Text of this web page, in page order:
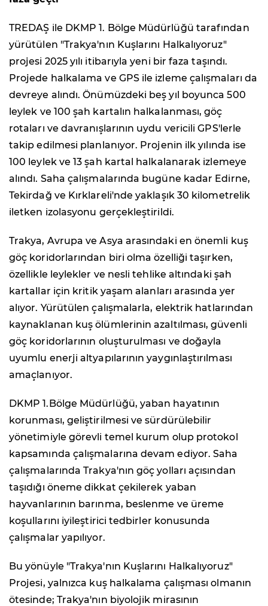
TREDAŞ ile DKMP 1. Bölge Müdürlüğü tarafından
yürütülen "Trakya'nın Kuşlarını Halkalıyoruz"
projesi 2025 yılı itibarıyla yeni bir faza taşındı.
Projede halkalama ve GPS ile izleme çalışmaları da
devreye alındı. Önümüzdeki beş yıl boyunca 500
leylek ve 100 şah kartalın halkalanması, göç
rotaları ve davranışlarının uydu vericili GPS'lerle
takip edilmesi planlanıyor. Projenin ilk yılında ise
100 leylek ve 13 şah kartal halkalanarak izlemeye
alındı. Saha çalışmalarında bugüne kadar Edirne,
Tekirdağ ve Kırklareli'nde yaklaşık 30 kilometrelik
iletken izolasyonu gerçekleştirildi.
Trakya, Avrupa ve Asya arasındaki en önemli kuş
göç koridorlarından biri olma özelliği taşırken,
özellikle leylekler ve nesli tehlike altındaki şah
kartallar için kritik yaşam alanları arasında yer
alıyor. Yürütülen çalışmalarla, elektrik hatlarından
kaynaklanan kuş ölümlerinin azaltılması, güvenli
göç koridorlarının oluşturulması ve doğayla
uyumlu enerji altyapılarının yaygınlaştırılması
amaçlanıyor.
DKMP 1.Bölge Müdürlüğü, yaban hayatının
korunması, geliştirilmesi ve sürdürülebilir
yönetimiyle görevli temel kurum olup protokol
kapsamında çalışmalarına devam ediyor. Saha
çalışmalarında Trakya'nın göç yolları açısından
taşıdığı öneme dikkat çekilerek yaban
hayvanlarının barınma, beslenme ve üreme
koşullarını iyileştirici tedbirler konusunda
çalışmalar yapılıyor.
Bu yönüyle "Trakya'nın Kuşlarını Halkalıyoruz"
Projesi, yalnızca kuş halkalama çalışması olmanın
ötesinde; Trakya'nın biyolojik mirasının